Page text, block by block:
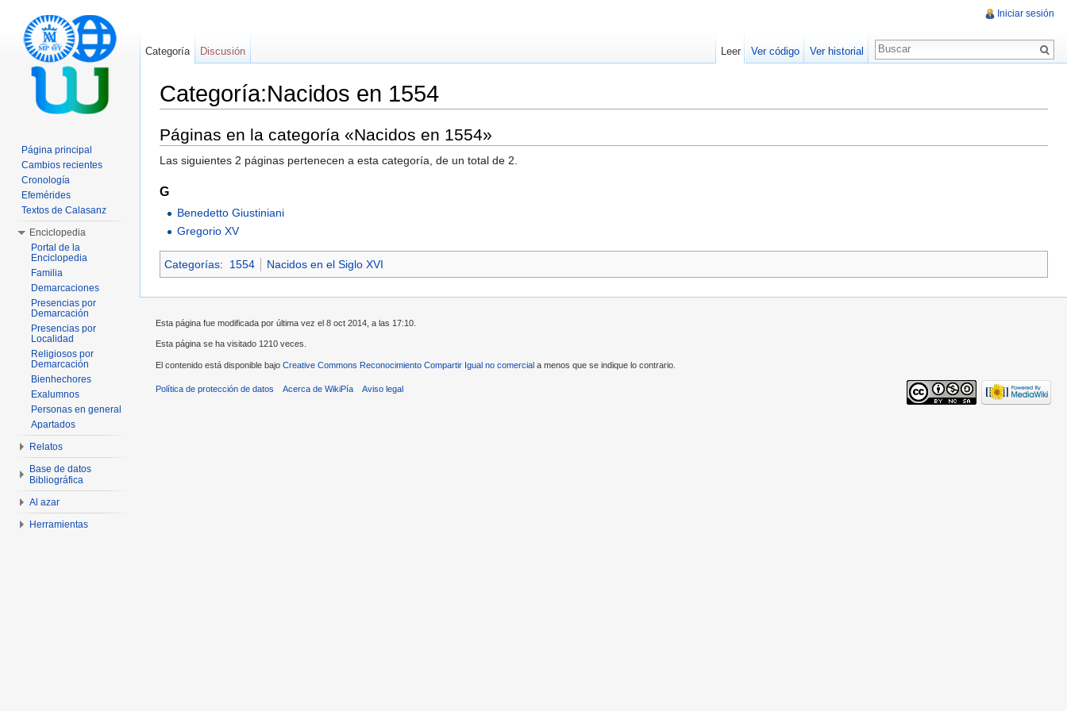
Categoría:Nacidos en 1554
Páginas en la categoría «Nacidos en 1554»
Las siguientes 2 páginas pertenecen a esta categoría, de un total de 2.
G
Benedetto Giustiniani
Gregorio XV
Categorías: 1554 Nacidos en el Siglo XVI
Iniciar sesión
Categoría Discusión Leer Ver código Ver historial
Página principal
Cambios recientes
Cronología
Efemérides
Textos de Calasanz
Enciclopedia
Portal de la
Enciclopedia
Familia
Demarcaciones
Presencias por
Demarcación
Presencias por
Localidad
Religiosos por
Demarcación
Bienhechores
Exalumnos
Personas en general
Apartados
Relatos
Base de datos
Bibliográfica
Al azar
Herramientas
Esta página fue modificada por última vez el 8 oct 2014, a las 17:10.
Esta página se ha visitado 1210 veces.
El contenido está disponible bajo Creative Commons Reconocimiento Compartir Igual no comercial a menos que se indique lo contrario.
Política de protección de datos Acerca de WikiPía Aviso legal